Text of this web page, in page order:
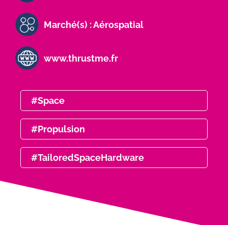
Marché(s) : Aérospatial
www.thrustme.fr
#Space
#Propulsion
#TailoredSpaceHardware